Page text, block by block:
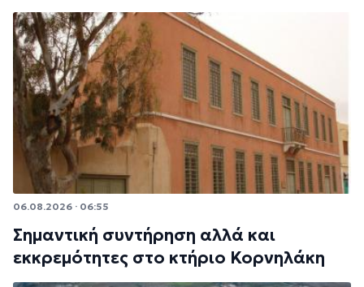
06.08.2026 · 06:55
Σημαντική συντήρηση αλλά και
εκκρεμότητες στο κτήριο Κορνηλάκη